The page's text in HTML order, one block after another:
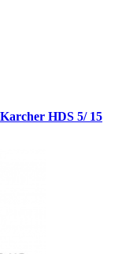
HDS 5/ 15